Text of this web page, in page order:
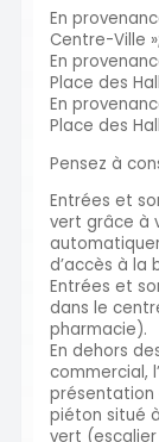
En
Centre-Ville
En
Place des
En
Place des
Pensez à
Entrées et
vert grâce à
d’accès à la
Entrées et
dans le
pharmacie).
En dehors
commercial,
présentation
piéton situé
vert (escalier